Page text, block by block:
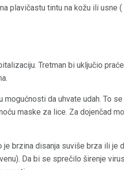
plavičastu tintu na kožu ili usne (
Tretman bi uključio
da uhvate udah. To
maske za lice. Za dojenčad
brzina disanja suviše brza ili je
Da bi se sprečilo širenje